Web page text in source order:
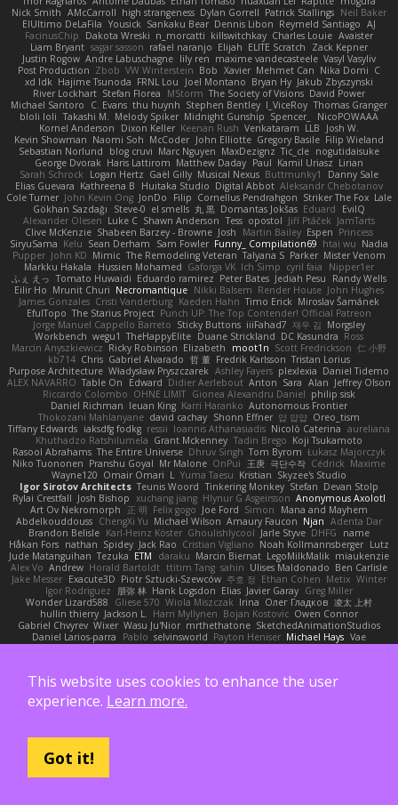
Nick Smith AMcCarroll high strangeness Dylan Gorrell Patrick Stallings Neil Baker
ElUltimo DeLaFila Yousick Sankaku Bear Dennis Libon Reymeld Santiago AJ
FacinusChip
Dakota Wreski n_morcatti killswitchkay Charles Louie Avaister
Liam Bryant sagar sasson rafael naranjo Elijah ELITE Scratch
Zack Kepner
Justin Rogow Andre Labuschagne lily ren maxime vandecasteele Vasyl Vasyliv
Post Production Zbob VW Winterstein Bob Xavier Mehmet Can Nika Domi C
xd Idk Hajime Tsunoda FRNL Lou Joel Montano Bryan Hy Jakub Zbyszynski
River Lockhart Stefan Florea MStorm The Society of Visions David Power
Michael Santoro
C. Evans thu huynh Stephen Bentley I_ViceRoy Thomas Granger
bloli loli Takashi M. Melody Spiker Midnight Gunship Spencer_
NicoPOWAAA
Kornel Anderson
Dixon Keller Keenan Rush Venkataram LLB
Josh W.
Kevin Showman Naomi Soh McCoder John Elliotte Gregory Basile Filip Wieland
Sebastian Norlund
blog cruvi Marc Nguyen MaxDezignz Tic_cle nogutidaisuke
George Dvorak Haris Lattirom Matthew Daday Paul Kamil Uriasz Lirian
Sarah Schrock
Logan Hertz Gaël Gilly Musical Nexus Buttmunky1
Danny Sale
Elias Guevara Kathreena B Huitaka Studio Digital Abbot Aleksandr Chebotariov
Cole Turner John Kevin Ong JonDo Filip Cornellus Pendrahgon Striker The Fox Lale
Gökhan Sazdağı
Steve-0 el smells 丸 黒 Domantas Jokšas Eduard
EvilQ
Alexander Olesen Luke C Shawn Anderson Tess opostol Jiří Ptáček JamTarts
Clive McKenzie Shabeen Barzey - Browne Josh Martin Bailey Espen Princess
SiryuSama Kelu Sean Derham Sam Fowler Funny_ Compilation69 htai wu Nadia
Pupper John KD Mimic The Remodeling Veteran Talyana S Parker Mister Venom
Markku Hakala
Hussien Mohamed Gaforga VK Ich Simp cyril faia
Nipper1er
ふぇ えっ Tomato Huwaidi Eduardo ramirez Peter Bates Jediah Pesu
Randy Wells
Eilir Ho Mrunit Churi Necromantique Nikki Balsem Render House John Hughes
James Gonzales Cristi Vanderburg Kaeden Hahn Timo Erick Miroslav Šamánek
EfulTopo The Starius Project Punch UP: The Top Contender! Official Patreon
Jorge Manuel Cappello Barreto Sticky Buttons iiiFahad7 재우 김 Morgsley
Workbench wegu1 TheHappyElite Duane Strickland DC Kasundra Ross
Marcin Anyszkiewicz Ricky Robinson Elizabeth moot1n Scott Fredrickson 仁 小野
kb714 Chris Gabriel Alvarado 哲 董 Fredrik Karlsson Tristan Lorius
Purpose Architecture Władysław Pryszczarek Ashley Fayers plexlexia Daniel Tidemo
ALEX NAVARRO Table On Edward Didier Aerlebout Anton Sara Alan Jeffrey Olson
Riccardo Colombo OHNE LIMIT Gionea Alexandru Daniel philip sisk
Daniel Richman Ieuan King Karri Haranko Autonomous Frontier
Thokozani Mahlanyane david cachay Shonn Effner 얍 얍얍 Oreo_tism
Tiffany Edwards iaksdfg fodkg ressii Ioannis Athanasiadis Nicolò Caterina aureliana
Khuthadzo Ratshilumela Grant Mckenney Tadin Brego Koji Tsukamoto
Rasool Abrahams The Entire Universe Dhruv Singh Tom Byrom Łukasz Majorczyk
Niko Tuononen Pranshu Goyal Mr Malone OnPui 王庚 극단수작 Cédrick Maxime
Wayne120 Omair Omari L Yuma Taesu Kristian Skyzee's Studio
Igor Sirotov Architects Teunis Woord Tinkering Monkey Stefan Devan Stolp
Rylai Crestfall Josh Bishop xuchang jiang Hlynur G Asgeirsson Anonymous Axolotl
Art Ov Nekromorph
正 明 Felix gogo Joe Ford Simon
Mana and Mayhem
Abdelkouddouss ChengXi Yu Michael Wilson Amaury Faucon Njan Adenta Dar
Brandon Belisle Karl-Heinz Köster Ghoulishlycool Jarle Styve DHFG
name
Håkan Fors nathan Spidey Jack Rao Cristian Vigliano Noah Kollmannsberger Lutz
Jude Matanguihan Tezuka ETM daraku Marcin Biernat LegoMilkMalik miaukenzie
Alex Vo Andrew Horald Bartoldt ttitim Tang sahin Ulises Maldonado Ben Carlisle
Jake Messer Exacute3D Piotr Sztucki-Szewców 주호 정 Ethan Cohen Metix Winter
Igor Rodriguez
朋弥 林 Hank Logsdon Elias Javier Garay Greg Miller
Wonder Lizard588
Gliese 570 Wiola Miszczak Irina Олег Гладков 凌太 上村
hullin thierry Jackson L. Harri Myllynen Bojan Kostovic Owen Connor
Gabriel Chvyrev Wixer Wasu Ju'Nior mrthethatone SketchedAnimationStudios
Daniel Larios-parra
Pablo selvinsworld Payton Heniser Michael Hays Vae
Khaidu
ryan jordan Gabriel Malmgren Dan Bojorquez Angulo Williem McWhorter
Liam Tanaka
Mahmoud Khetabi
Danarogon Streemer Eli Mason James Simpson
Jonathan Harris Andrea Lorenzo Mereghetti
Rebecca
Humza R Iqbal CombatNinja1269
Ariel Ilmari Kajava
Alpha3 Spotty Spotty YQ
This website uses cookies to enhance the user
experience. Learn more.
Got it!